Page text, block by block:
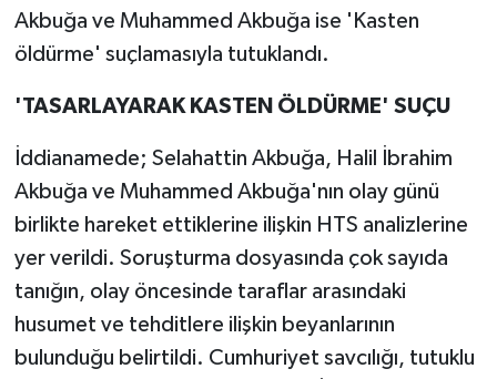
Akbuğa ve Muhammed Akbuğa ise 'Kasten
öldürme' suçlamasıyla tutuklandı.
'TASARLAYARAK KASTEN ÖLDÜRME' SUÇU
İddianamede; Selahattin Akbuğa, Halil İbrahim
Akbuğa ve Muhammed Akbuğa'nın olay günü
birlikte hareket ettiklerine ilişkin HTS analizlerine
yer verildi. Soruşturma dosyasında çok sayıda
tanığın, olay öncesinde taraflar arasındaki
husumet ve tehditlere ilişkin beyanlarının
bulunduğu belirtildi. Cumhuriyet savcılığı, tutuklu